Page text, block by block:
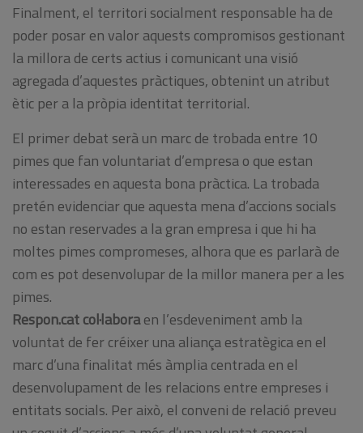
Finalment, el territori socialment responsable ha de
poder posar en valor aquests compromisos gestionant
la millora de certs actius i comunicant una visió
agregada d’aquestes pràctiques, obtenint un atribut
ètic per a la pròpia identitat territorial.
El primer debat serà un marc de trobada entre 10
pimes que fan voluntariat d’empresa o que estan
interessades en aquesta bona pràctica. La trobada
pretén evidenciar que aquesta mena d’accions socials
no estan reservades a la gran empresa i que hi ha
moltes pimes compromeses, alhora que es parlarà de
com es pot desenvolupar de la millor manera per a les
pimes.
Respon.catcol·laboraen l’esdeveniment amb la
voluntat de fer créixer una aliança estratègica en el
marc d’una finalitat més àmplia centrada en el
desenvolupament de les relacions entre empreses i
entitats socials. Per això, el conveni de relació preveu